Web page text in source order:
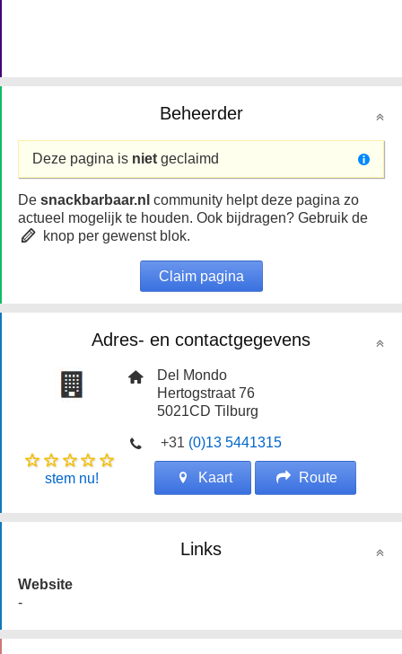
Beheerder
Deze pagina is niet geclaimd
De snackbarbaar.nl community helpt deze pagina zo
actueel mogelijk te houden. Ook bijdragen? Gebruik de
knop per gewenst blok.
Claim pagina
Adres- en contactgegevens
Del Mondo
Hertogstraat 76
5021CDTilburg
+31 (0)13 5441315
stem nu! Kaart Route
Links
Website
-